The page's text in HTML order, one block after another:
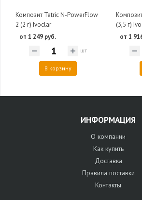
Композит Tetric N-PowerFlow
2 (2 г) Ivoclar
от 1 249 руб.
шт
В корзину
(3,5 г)
от 1
ИНФОРМАЦИЯ
О компании
Как купить
Доставка
Правила поставки
Контакты